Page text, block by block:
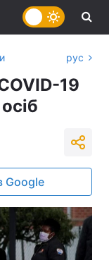
рус
19
Google